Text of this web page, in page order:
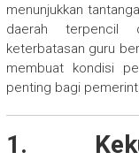
menunjukkan
daerah terpencil
keterbatasan guru
membuat kondisi
penting bagi
1.